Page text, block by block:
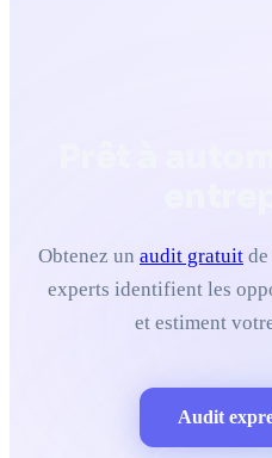
Obtenez un audit gratuit
experts identifient les
et estiment
Audit